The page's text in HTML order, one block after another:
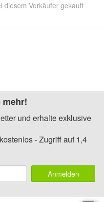
diesem Verkäufer gekauft
mehr!
und erhalte exklusive
- Zugriff auf 1,4
Anmelden